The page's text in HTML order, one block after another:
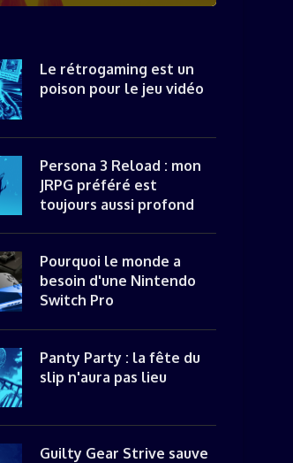
Le rétrogaming est un
poison pour le jeu vidéo
Persona 3 Reload : mon
JRPG préféré est
toujours aussi profond
Pourquoi le monde a
besoin d'une Nintendo
Switch Pro
Panty Party : la fête du
slip n'aura pas lieu
Guilty Gear Strive sauve